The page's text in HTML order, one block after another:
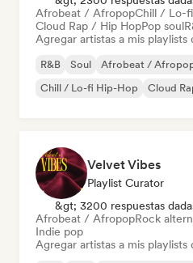
Afrobeat / AfropopChill / Lo-
Cloud Rap / Hip HopPop soul
Agregar artistas a mis
R&B Soul Afrobeat /
Chill / Lo-fi Hip-Hop
Cloud
Velvet Vibes
Playlist Curator
&gt; 3200 respuestas
Afrobeat / AfropopRock
Indie pop
Agregar artistas a mis